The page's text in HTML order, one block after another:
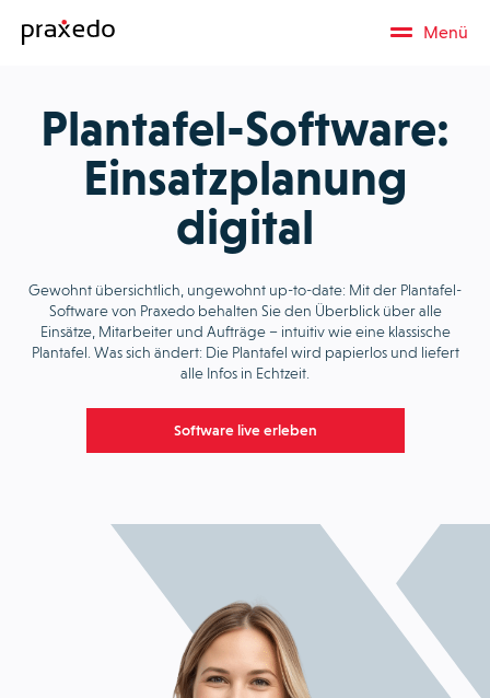
Menü
Plantafel-Software:
Einsatzplanung
digital
Gewohnt übersichtlich, ungewohnt up-to-date: Mit der Plantafel-
Software von Praxedo behalten Sie den Überblick über alle
Einsätze, Mitarbeiter und Aufträge – intuitiv wie eine klassische
Plantafel. Was sich ändert: Die Plantafel wird papierlos und liefert
alle Infos in Echtzeit.
Software live erleben